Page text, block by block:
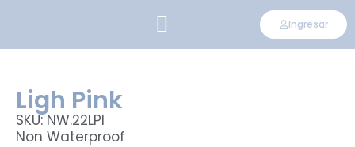
Ingresar
Ligh Pink
SKU: NW.22LPI
Non Waterproof